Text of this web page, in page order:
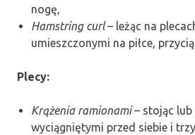
nogę,
Hamstring curl– leżąc na
umieszczonymi na piłce,
Plecy:
Krążenia ramionami– stojąc lub
wyciągniętymi przed siebie i